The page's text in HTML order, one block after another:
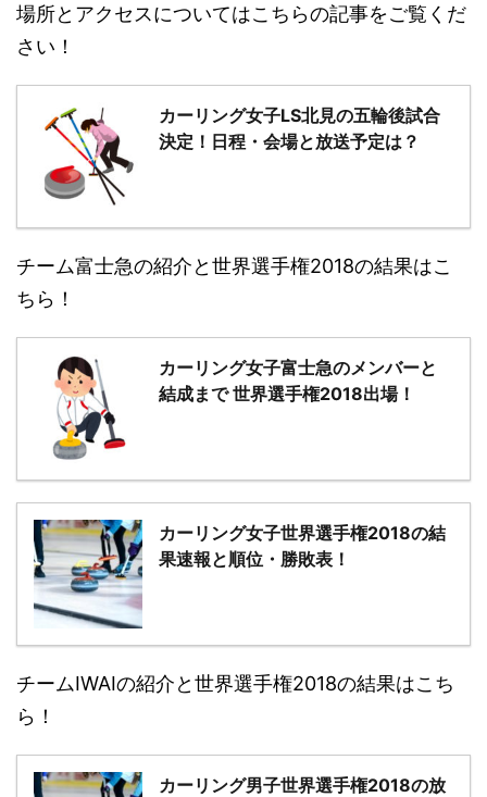
場所とアクセスについてはこちらの記事をご覧くだ
さい！
カーリング女子LS北見の五輪後試合
決定！日程・会場と放送予定は？
チーム富士急の紹介と世界選手権2018の結果はこ
ちら！
カーリング女子富士急のメンバーと
結成まで 世界選手権2018出場！
カーリング女子世界選手権2018の結
果速報と順位・勝敗表！
チームIWAIの紹介と世界選手権2018の結果はこち
ら！
カーリング男子世界選手権2018の放